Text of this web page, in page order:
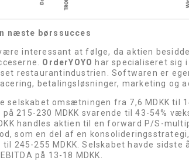
næste børssucces
interessant at følge, da aktien
OrderYOYO har specialiseret sig
restaurantindustrien. Softwaren er
betalingsløsninger, marketing og
selskabet omsætningen fra 7,6 MDKK til
215-230 MDKK svarende til 43-54%
handles aktien til en forward P/S-
som en del af en
245-255 MDKK. Selskabet havde sidste
på 13-18 MDKK.